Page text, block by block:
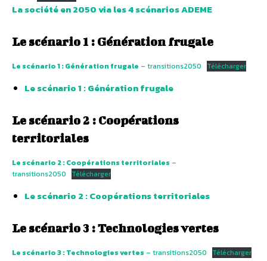
La société en 2050 via les 4 scénarios ADEME
Le scénario 1 : Génération frugale
Le scénario 1 : Génération frugale – transitions2050 Télécharger
Le scénario 1 : Génération frugale
Le scénario 2 : Coopérations
territoriales
Le scénario 2 : Coopérations territoriales –
transitions2050
Télécharger
Le scénario 2 : Coopérations territoriales
Le scénario 3 : Technologies vertes
Le scénario 3 : Technologies vertes – transitions2050 Télécharger